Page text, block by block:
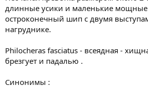
длинные усики и маленькие
остроконечный шип с двумя
нагруднике.
Philocheras fasciatus - всеядная -
брезгует и падалью .
Синонимы :